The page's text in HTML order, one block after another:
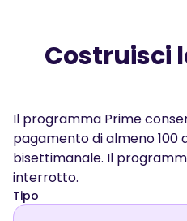
Costruisci
Il programma Prime
pagamento di almeno 100
bisettimanale. Il
interrotto.
Tipo